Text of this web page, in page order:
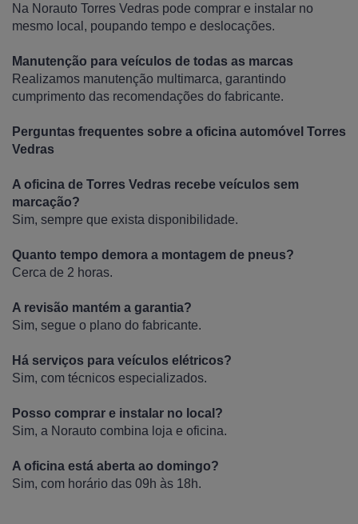
Na Norauto Torres Vedras pode comprar e instalar no
mesmo local, poupando tempo e deslocações.
Manutenção para veículos de todas as marcas
Realizamos manutenção multimarca, garantindo
cumprimento das recomendações do fabricante.
Perguntas frequentes sobre a oficina automóvel Torres
Vedras
A oficina de Torres Vedras recebe veículos sem
marcação?
Sim, sempre que exista disponibilidade.
Quanto tempo demora a montagem de pneus?
Cerca de 2 horas.
A revisão mantém a garantia?
Sim, segue o plano do fabricante.
Há serviços para veículos elétricos?
Sim, com técnicos especializados.
Posso comprar e instalar no local?
Sim, a Norauto combina loja e oficina.
A oficina está aberta ao domingo?
Sim, com horário das 09h às 18h.